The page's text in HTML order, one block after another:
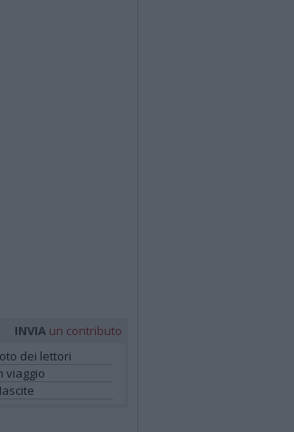
INVIA un contributo
dei lettori
viaggio